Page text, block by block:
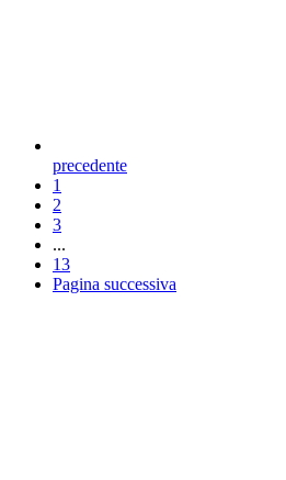
precedente
1
2
3
...
13
Pagina successiva